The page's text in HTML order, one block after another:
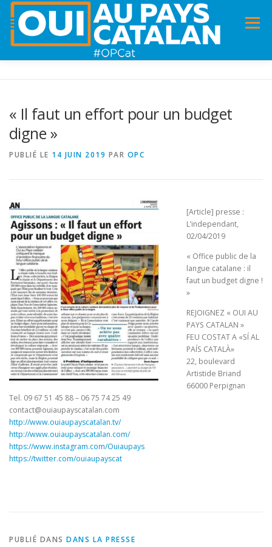
Menu
PANNEAUX POUR MA COMMUNE !
« Il faut un effort pour un budget
digne »
PUBLIÉ LE 14 JUIN 2019 PAR OPC
[Article] presse :
L’independant,
02/04/2019
« Office public de la
langue catalane : il
faut un budget digne !
»
REJOIGNEZ « OUI AU
PAYS CATALAN »
FEU COSTAT A «SÍ AL
PAÍS CATALÀ»
22, boulevard
Artistide Briand
66000 Perpignan
Tel. 09 67 51 45 88 – 06 75 74 25 49
contact@ouiaupayscatalan.com
http://www.ouiaupayscatalan.tv/
http://www.ouiaupayscatalan.com/
https://www.instagram.com/Ouiaupays
https://twitter.com/ouiaupayscat
PUBLIÉ DANS DANS LA PRESSE